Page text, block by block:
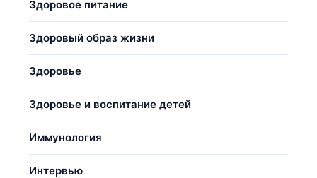
Здоровое питание
Здоровый образ жизни
Здоровье
Здоровье и воспитание детей
Иммунология
Интервью